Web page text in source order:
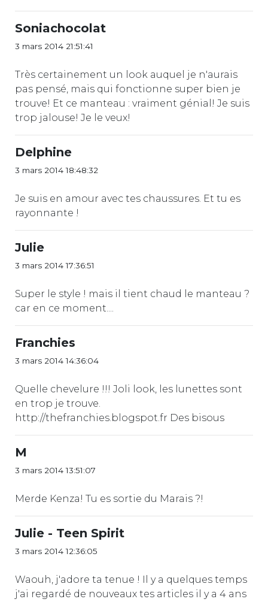
Soniachocolat
3 mars 2014 21:51:41
Très certainement un look auquel je n'aurais
pas pensé, mais qui fonctionne super bien je
trouve! Et ce manteau : vraiment génial! Je suis
trop jalouse! Je le veux!
Delphine
3 mars 2014 18:48:32
Je suis en amour avec tes chaussures. Et tu es
rayonnante !
Julie
3 mars 2014 17:36:51
Super le style ! mais il tient chaud le manteau ?
car en ce moment....
Franchies
3 mars 2014 14:36:04
Quelle chevelure !!! Joli look, les lunettes sont
en trop je trouve.
http://thefranchies.blogspot.fr Des bisous
M
3 mars 2014 13:51:07
Merde Kenza! Tu es sortie du Marais ?!
Julie - Teen Spirit
3 mars 2014 12:36:05
Waouh, j'adore ta tenue ! Il y a quelques temps
j'ai regardé de nouveaux tes articles il y a 4 ans